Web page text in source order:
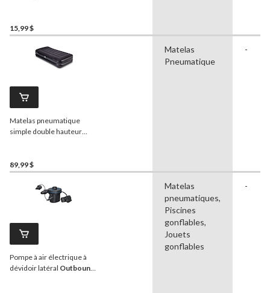
15,99 $
Matelas pneumatique
simple double hauteur
89,99 $
Matelas
Pneumatique
-
Pompe à air électrique à
dévidoir latéral Outbound
Matelas
pneumatiques,
Piscines
gonflables,
Jouets
gonflables
-